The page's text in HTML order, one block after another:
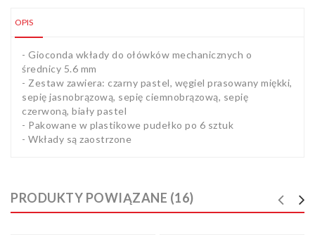
OPIS
- Gioconda wkłady do ołówków mechanicznych o
średnicy 5.6 mm
- Zestaw zawiera: czarny pastel, węgiel prasowany miękki,
sepię jasnobrązową, sepię ciemnobrązową, sepię
czerwoną, biały pastel
- Pakowane w plastikowe pudełko po 6 sztuk
- Wkłady są zaostrzone
PRODUKTY POWIĄZANE (16)